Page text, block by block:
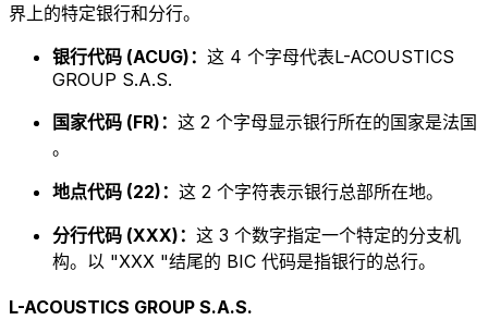
界上的特定银行和分行。
银行代码 (ACUG)： 这 4 个字母代表L-ACOUSTICS
GROUP S.A.S.
国家代码 (FR)： 这 2 个字母显示银行所在的国家是法国
。
地点代码 (22)： 这 2 个字符表示银行总部所在地。
分行代码 (XXX)： 这 3 个数字指定一个特定的分支机
构。以 "XXX "结尾的 BIC 代码是指银行的总行。
L-ACOUSTICS GROUP S.A.S.